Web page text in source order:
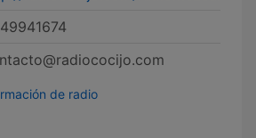
de radio